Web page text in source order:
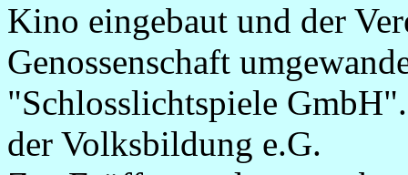
Kino eingebaut und der
Genossenschaft
"Schlosslichtspiele
der Volksbildung e.G.